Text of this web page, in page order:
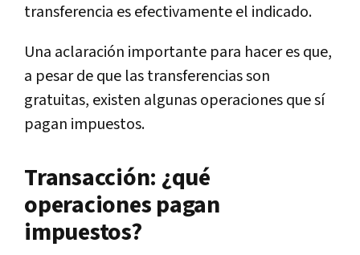
transferencia es efectivamente el indicado.
Una aclaración importante para hacer es que,
a pesar de que las transferencias son
gratuitas, existen algunas operaciones que sí
pagan impuestos.
Transacción: ¿qué
operaciones pagan
impuestos?